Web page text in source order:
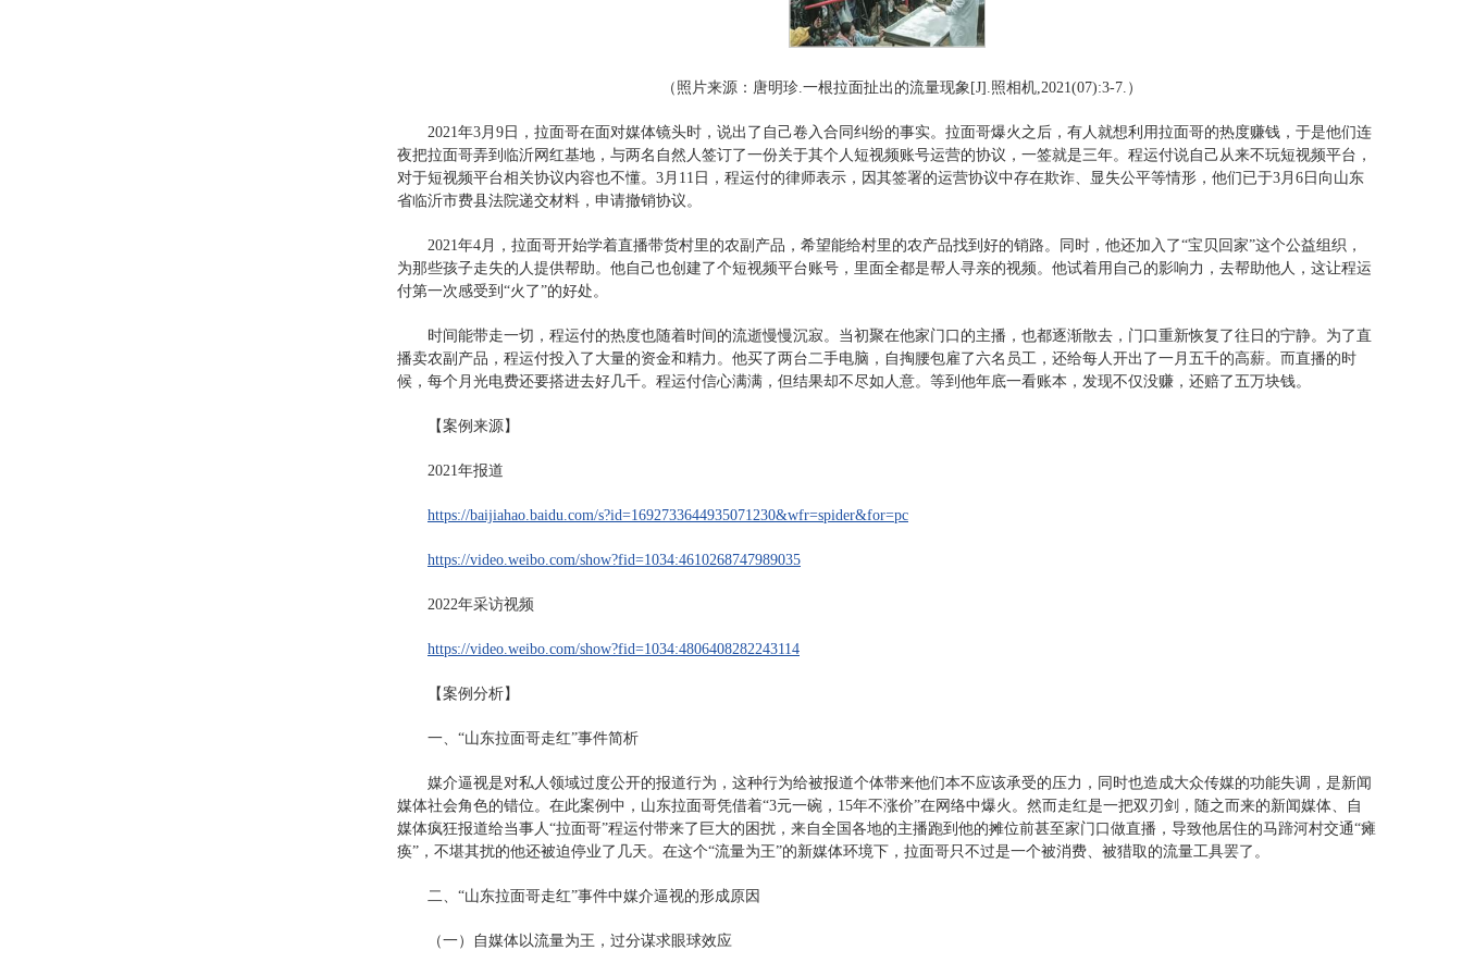
（照片来源：唐明珍.一根拉面扯出的流量现象[J].照相机,2021(07):3-7.）
2021年3月9日，拉面哥在面对媒体镜头时，说出了自己卷入合同纠纷的事实。拉面哥爆火之后，有人就想利用拉面哥的热度赚钱，于是他们连
夜把拉面哥弄到临沂网红基地，与两名自然人签订了一份关于其个人短视频账号运营的协议，一签就是三年。程运付说自己从来不玩短视频平台，
对于短视频平台相关协议内容也不懂。3月11日，程运付的律师表示，因其签署的运营协议中存在欺诈、显失公平等情形，他们已于3月6日向山东
省临沂市费县法院递交材料，申请撤销协议。
2021年4月，拉面哥开始学着直播带货村里的农副产品，希望能给村里的农产品找到好的销路。同时，他还加入了“宝贝回家”这个公益组织，
为那些孩子走失的人提供帮助。他自己也创建了个短视频平台账号，里面全都是帮人寻亲的视频。他试着用自己的影响力，去帮助他人，这让程运
付第一次感受到“火了”的好处。
时间能带走一切，程运付的热度也随着时间的流逝慢慢沉寂。当初聚在他家门口的主播，也都逐渐散去，门口重新恢复了往日的宁静。为了直
播卖农副产品，程运付投入了大量的资金和精力。他买了两台二手电脑，自掏腰包雇了六名员工，还给每人开出了一月五千的高薪。而直播的时
候，每个月光电费还要搭进去好几千。程运付信心满满，但结果却不尽如人意。等到他年底一看账本，发现不仅没赚，还赔了五万块钱。
【案例来源】
2021年报道
https://baijiahao.baidu.com/s?id=1692733644935071230&wfr=spider&for=pc
https://video.weibo.com/show?fid=1034:4610268747989035
2022年采访视频
https://video.weibo.com/show?fid=1034:4806408282243114
【案例分析】
一、“山东拉面哥走红”事件简析
媒介逼视是对私人领域过度公开的报道行为，这种行为给被报道个体带来他们本不应该承受的压力，同时也造成大众传媒的功能失调，是新闻
媒体社会角色的错位。在此案例中，山东拉面哥凭借着“3元一碗，15年不涨价”在网络中爆火。然而走红是一把双刃剑，随之而来的新闻媒体、自
媒体疯狂报道给当事人“拉面哥”程运付带来了巨大的困扰，来自全国各地的主播跑到他的摊位前甚至家门口做直播，导致他居住的马蹄河村交通“瘫
痪”，不堪其扰的他还被迫停业了几天。在这个“流量为王”的新媒体环境下，拉面哥只不过是一个被消费、被猎取的流量工具罢了。
二、“山东拉面哥走红”事件中媒介逼视的形成原因
（一）自媒体以流量为王，过分谋求眼球效应